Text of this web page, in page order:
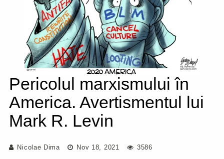
Pericolul marxismului în
America. Avertismentul lui
Mark R. Levin
Nicolae Dima Nov 18, 2021 3586